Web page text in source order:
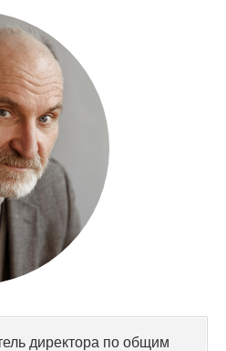
коррупции
СМИ
директора по общим